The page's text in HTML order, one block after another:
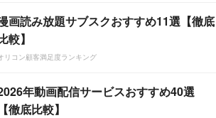
画読み放題サブスクおすすめ11選【徹底
較】
リコン顧客満足度ランキング
年動画配信サービスおすすめ40選
【徹底比較】